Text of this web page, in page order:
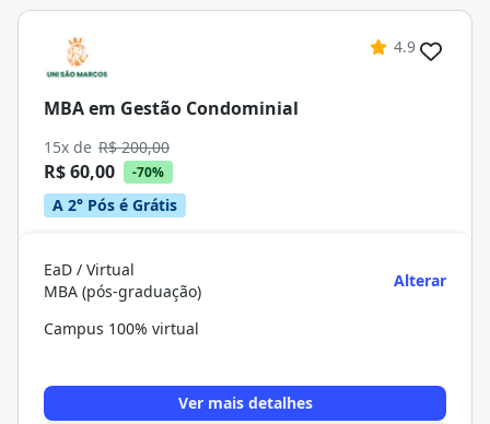
4.9
MBA em Gestão Condominial
15x de R$ 200,00
R$ 60,00 -70%
A 2° Pós é Grátis
EaD / Virtual
MBA (pós-graduação)
Alterar
Campus 100% virtual
Ver mais detalhes